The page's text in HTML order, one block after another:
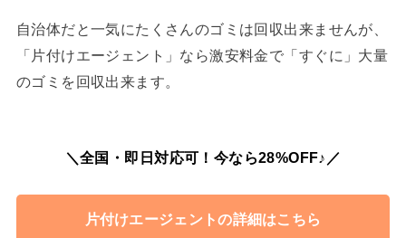
自治体だと一気にたくさんのゴミは回収出来ませんが、
「片付けエージェント」なら激安料金で「すぐに」大量
のゴミを回収出来ます。
＼全国・即日対応可！今なら28%OFF♪／
片付けエージェントの詳細はこちら